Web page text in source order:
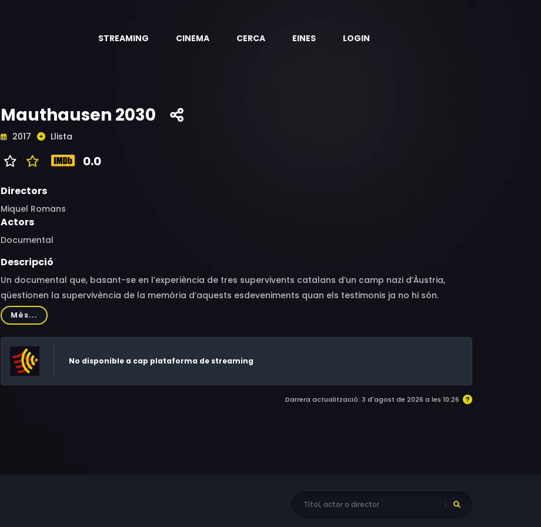
STREAMING CINEMA CERCA EINES LOGIN
Mauthausen 2030
2017 Llista
0.0
Directors
Miquel Romans
Actors
Documental
Descripció
Un documental que, basant-se en l’experiència de tres supervivents catalans d’un camp nazi d’Àustria,
qüestionen la supervivència de la memòria d’aquests esdeveniments quan els testimonis ja no hi són.
Més...
No disponible a cap plataforma de streaming
Darrera actualització: 3 d'agost de 2026 a les 10:26